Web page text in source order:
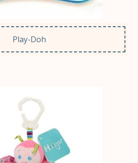
Play-Doh